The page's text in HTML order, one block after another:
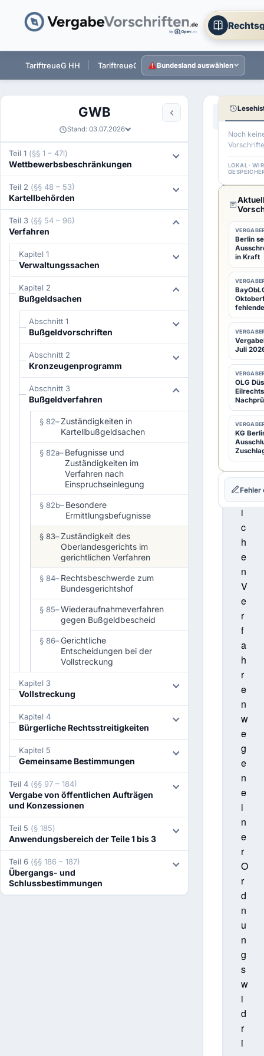
TariftreueG HH TariftreueG NI TariftreueG HE
Bundesland auswählen
GWB
Stand: 03.07.2026
Teil 1 (§§ 1 – 47l)
Wettbewerbsbeschränkungen
Teil 2 (§§ 48 – 53)
Kartellbehörden
Teil 3 (§§ 54 – 96)
Verfahren
Kapitel 1
Verwaltungssachen
Kapitel 2
Bußgeldsachen
Abschnitt 1
Bußgeldvorschriften
Abschnitt 2
Kronzeugenprogramm
Abschnitt 3
Bußgeldverfahren
§ 82–Zuständigkeiten in
Kartellbußgeldsachen
§ 82a–Befugnisse und
Zuständigkeiten im
Verfahren nach
Einspruchseinlegung
§ 82b–Besondere
Ermittlungsbefugnisse
§ 83–Zuständigkeit des
Oberlandesgerichts im
gerichtlichen Verfahren
§ 84–Rechtsbeschwerde zum
Bundesgerichtshof
§ 85–Wiederaufnahmeverfahren
gegen Bußgeldbescheid
§ 86–Gerichtliche
Entscheidungen bei der
Vollstreckung
Kapitel 3
Vollstreckung
Kapitel 4
Bürgerliche Rechtsstreitigkeiten
Kapitel 5
Gemeinsame Bestimmungen
Teil 4 (§§ 97 – 184)
Vergabe von öffentlichen Aufträgen
und Konzessionen
Teil 5 (§ 185)
Anwendungsbereich der Teile 1 bis 3
Teil 6 (§§ 186 – 187)
Übergangs- und
Schlussbestimmungen
Aa
83
GWB
des
im
1
I
m
g
e
r
i
c
h
i
c
h
e
n
V
e
r
f
a
h
r
e
n
w
e
g
e
n
e
i
n
e
r
O
r
d
n
u
n
g
s
w
i
d
r
i
Noch
LOKAL ·
Berlin
in Kraft
Juli
OLG
KG
Fehler